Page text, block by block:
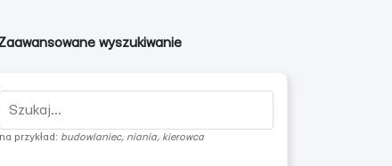
wyszukiwanie
na przykład: budowlaniec, niania, kierowca